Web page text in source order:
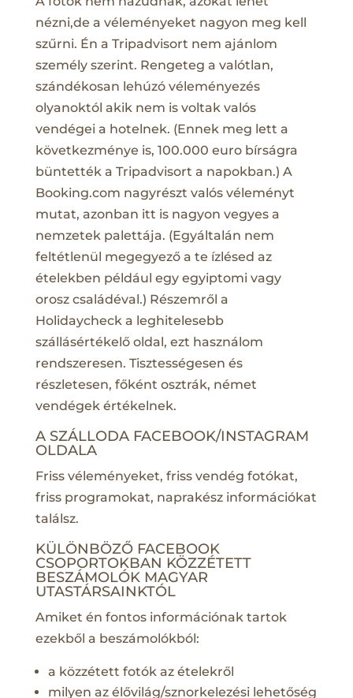
nézni,de a véleményeket nagyon meg kell
szűrni. Én a Tripadvisort nem ajánlom
személy szerint. Rengeteg a valótlan,
szándékosan lehúzó véleményezés
olyanoktól akik nem is voltak valós
vendégei a hotelnek. (Ennek meg lett a
következménye is, 100.000 euro bírságra
büntették a Tripadvisort a napokban.) A
Booking.com nagyrészt valós véleményt
mutat, azonban itt is nagyon vegyes a
nemzetek palettája. (Egyáltalán nem
feltétlenül megegyező a te ízlésed az
ételekben például egy egyiptomi vagy
orosz családéval.) Részemről a
Holidaycheck a leghitelesebb
szállásértékelő oldal, ezt használom
rendszeresen. Tisztességesen és
részletesen, főként osztrák, német
vendégek értékelnek.
A SZÁLLODA FACEBOOK/INSTAGRAM
OLDALA
Friss véleményeket, friss vendég fotókat,
friss programokat, naprakész információkat
találsz.
KÜLÖNBÖZŐ FACEBOOK
CSOPORTOKBAN KÖZZÉTETT
BESZÁMOLÓK MAGYAR
UTASTÁRSAINKTÓL
Amiket én fontos információnak tartok
ezekből a beszámolókból:
a közzétett fotók az ételekről
milyen az élővilág/sznorkelezési lehetőség